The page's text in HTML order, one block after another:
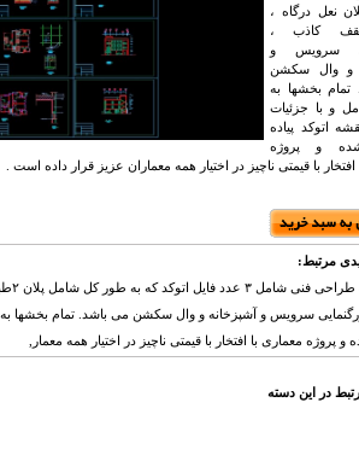
نعل درگاه ،
کاذب ،
سرویس و
و وال سکشن
تمام بخشها به
و با جزئیات
اتوکد پیاده
و پروژه
افتخار با قیمتی ناچیز در اختیار همه معماران عزیز قرار داده است .
مرتبط:
سرویس و آشپزخانه و وال سکشن می باشد. تمام بخشها به
پروژه معماری با افتخار با قیمتی ناچیز در اختیار همه معمار,
در این دسته